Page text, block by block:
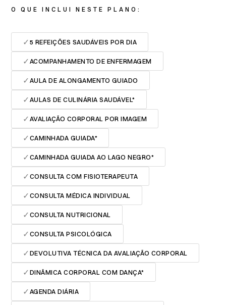
O QUE INCLUI NESTE PLANO:
✓5 REFEIÇÕES SAUDÁVEIS POR DIA
✓ACOMPANHAMENTO DE ENFERMAGEM
✓AULA DE ALONGAMENTO GUIADO
✓AULAS DE CULINÁRIA SAUDÁVEL*
✓AVALIAÇÃO CORPORAL POR IMAGEM
✓CAMINHADA GUIADA*
✓CAMINHADA GUIADA AO LAGO NEGRO*
✓CONSULTA COM FISIOTERAPEUTA
✓CONSULTA MÉDICA INDIVIDUAL
✓CONSULTA NUTRICIONAL
✓CONSULTA PSICOLÓGICA
✓DEVOLUTIVA TÉCNICA DA AVALIAÇÃO CORPORAL
✓DINÂMICA CORPORAL COM DANÇA*
✓AGENDA DIÁRIA